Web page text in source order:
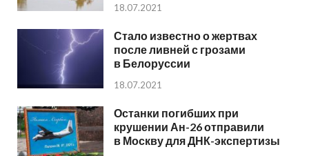
18.07.2021
Стало известно о жертвах
после ливней с грозами
в Белоруссии
18.07.2021
Останки погибших при
крушении Ан-26 отправили
в Москву для ДНК-экспертизы